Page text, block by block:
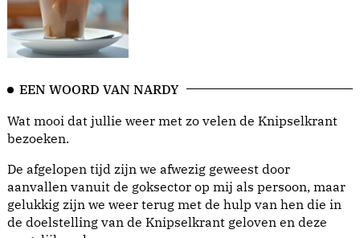
EEN WOORD VAN NARDY
Wat mooi dat jullie weer met zo velen de Knipselkrant
bezoeken.
De afgelopen tijd zijn we afwezig geweest door
aanvallen vanuit de goksector op mij als persoon, maar
gelukkig zijn we weer terug met de hulp van hen die in
de doelstelling van de Knipselkrant geloven en deze